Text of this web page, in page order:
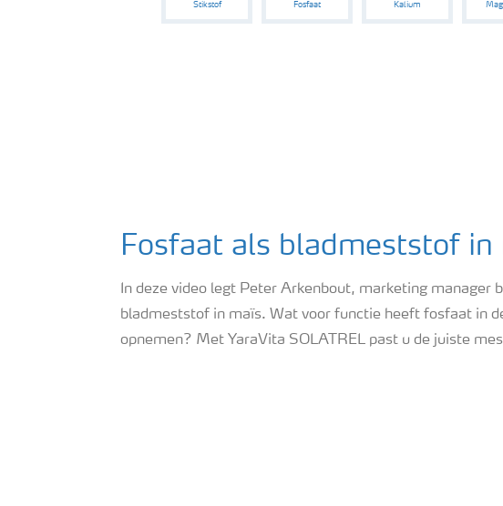
Stikstof Fosfaat Kalium
Fosfaat als bladmeststof
In deze video legt Peter Arkenbout, marketing
bladmeststof in maïs. Wat voor functie heeft fosfaat in
opnemen? Met YaraVita SOLATREL past u de juiste